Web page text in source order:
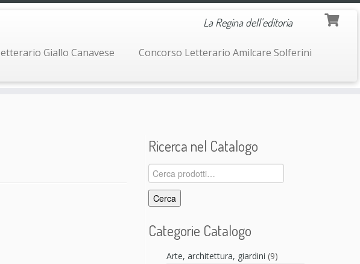
La Regina dell'editoria
Giallo Canavese
Concorso Letterario Amilcare Solferini
Ricerca nel Catalogo
Cerca:
Cerca
Categorie Catalogo
Arte, architettura, giardini (9)